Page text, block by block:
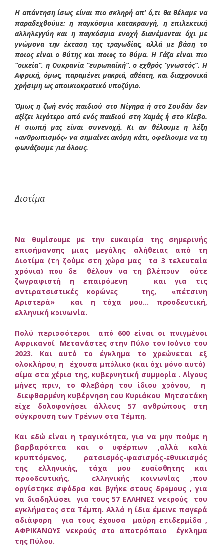
Η απάντηση ίσως είναι πιο σκληρή απ’ ό,τι θα θέλαμε να
παραδεχθούμε: η παγκόσμια κατακραυγή, η επιλεκτική
αλληλεγγύη και η παγκόσμια ενοχή διανέμονται όχι με
γνώμονα την έκταση της τραγωδίας, αλλά με βάση το
ποιος είναι ο θύτης και ποιος το θύμα. Η Γάζα είναι πιο
“οικεία”, η Ουκρανία “ευρωπαϊκή”, ο εχθρός “γνωστός”. Η
Αφρική, όμως, παραμένει μακριά, αθέατη, και διαχρονικά
χρήσιμη ως αποικιοκρατικό υποζύγιο.
Όμως η ζωή ενός παιδιού στο Νίγηρα ή στο Σουδάν δεν
αξίζει λιγότερο από ενός παιδιού στη Χαμάς ή στο Κίεβο.
Η σιωπή μας είναι συνενοχή. Κι αν θέλουμε η λέξη
«ανθρωπισμός» να σημαίνει ακόμη κάτι, οφείλουμε να τη
φωνάζουμε για όλους.
Διοτίμα
Να θυμίσουμε με την ευκαιρία της σημερινής
επισήμανσης μιας μεγάλης αλήθειας από τη
Διοτίμα (τη ζούμε στη χώρα μας τα 3 τελευταία
χρόνια) που δε θέλουν να τη βλέπουν ούτε
ζωγραφιστή η επαιρόμενη και για τις
αντιρατσιστικές κορώνες της, «πέτσινη
Αριστερά» και η τάχα μου… προοδευτική,
ελληνική κοινωνία.
Πολύ περισσότεροι από 600 είναι οι πνιγμένοι
Αφρικανοί Μετανάστες στην Πύλο τον Ιούνιο του
2023. Και αυτό το έγκλημα το χρεώνεται εξ
ολοκλήρου, η έχουσα μπόλικο (και όχι μόνο αυτό)
αίμα στα χέρια της, κυβερνητική συμμορία . Λίγους
μήνες πριν, το Φλεβάρη του ίδιου χρόνου, η
διεφθαρμένη κυβέρνηση του Κυριάκου Μητσοτάκη
είχε δολοφονήσει άλλους 57 ανθρώπους στη
σύγκρουση των Τρένων στα Τέμπη.
Και εδώ είναι η τραγικότητα, για να μην πούμε η
βαρβαρότητα και ο υφέρπων ,αλλά καλά
κρυπτόμενος, ρατσισμός-φασισμός-εθνικισμός
της ελληνικής, τάχα μου ευαίσθητης και
προοδευτικής, ελληνικής κοινωνίας ,που
οργίστηκε σφόδρα και βγήκε στους δρόμους , για
να διαδηλώσει για τους 57 ΕΛΛΗΝΕΣ νεκρούς του
εγκλήματος στα Τέμπη. Αλλά η ίδια έμεινε παγερά
αδιάφορη για τους έχουσα μαύρη επιδερμίδα ,
ΑΦΡΙΚΑΝΟΥΣ νεκρούς στο αποτρόπαιο έγκλημα
της Πύλου.